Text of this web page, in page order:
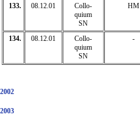
133. 08.12.01
Collo-
quium
SN
HM
134. 08.12.01
Collo-
quium
SN
-
2002
2003